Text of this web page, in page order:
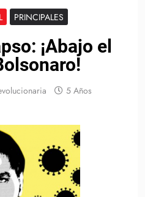
PRINCIPALES
¡Abajo el
5 Años